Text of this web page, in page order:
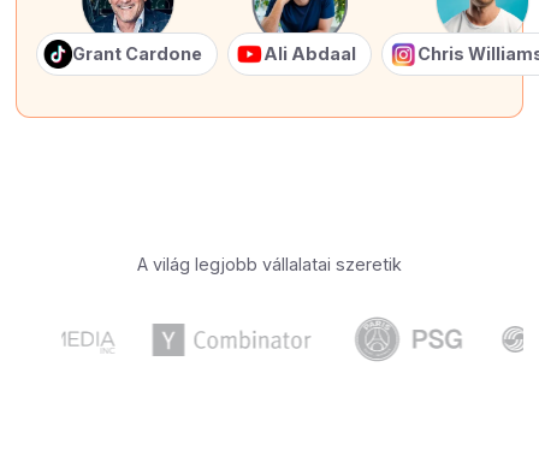
Grant Cardone Ali Abdaal Chris
A világ legjobb vállalatai szeretik